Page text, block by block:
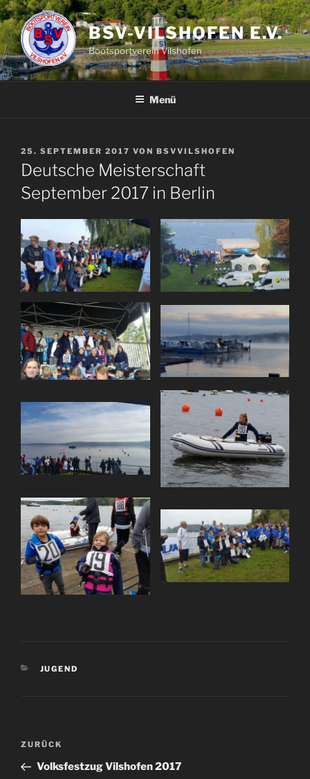
Zum
Inhalt
springen
BSV-VILSHOFEN E.V.
Bootsportverein Vilshofen
Menü
VERÖFFENTLICHT
AM
25. SEPTEMBER 2017 VON BSVVILSHOFEN
Deutsche Meisterschaft
September 2017 in Berlin
KATEGORIEN
JUGEND
Beitragsnavigation
Vorheriger
Beitrag
ZURÜCK
Volksfestzug Vilshofen 2017